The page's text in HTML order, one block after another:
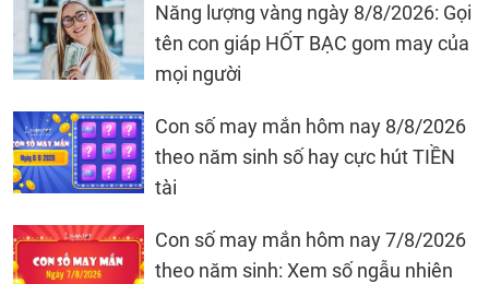
Năng lượng vàng ngày 8/8/2026: Gọi
tên con giáp HỐT BẠC gom may của
mọi người
Con số may mắn hôm nay 8/8/2026
theo năm sinh số hay cực hút TIỀN
tài
Con số may mắn hôm nay 7/8/2026
theo năm sinh: Xem số ngẫu nhiên